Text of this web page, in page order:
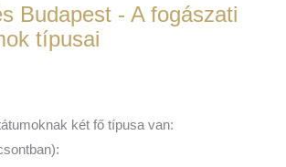
Budapest - A fogászati
típusai
két fő típusa van: